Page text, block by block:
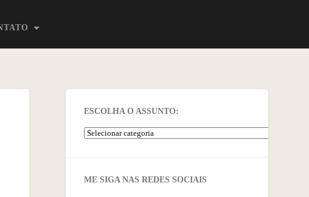
ESCOLHA O ASSUNTO:
ME SIGA NAS REDES SOCIAIS